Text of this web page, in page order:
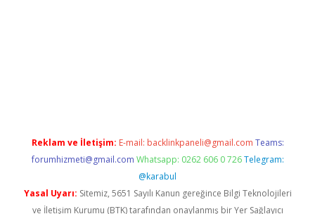
Reklam ve İletişim: E-mail: backlinkpaneli@gmail.com Teams:
forumhizmeti@gmail.com Whatsapp: 0262 606 0 726 Telegram:
@karabul
Yasal Uyarı: Sitemiz, 5651 Sayılı Kanun gereğince Bilgi Teknolojileri
ve İletişim Kurumu (BTK) tarafından onaylanmış bir Yer Sağlayıcı